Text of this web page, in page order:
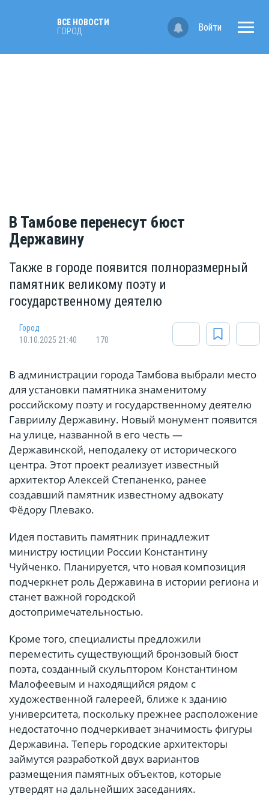
ВСЕ НОВОСТИ
ГОРОД
Войти
В Тамбове перенесут бюст
Державину
Также в городе появится полноразмерный
памятник великому поэту и
государственному деятелю
Город
10.10.2025 21:40
170
В администрации города Тамбова выбрали место
для установки памятника знаменитому
российскому поэту и государственному деятелю
Гавриилу Державину. Новый монумент появится
на улице, названной в его честь —
Державинской, неподалеку от исторического
центра. Этот проект реализует известный
архитектор Алексей Степаненко, ранее
создавший памятник известному адвокату
Фёдору Плевако.
Идея поставить памятник принадлежит
министру юстиции России Константину
Чуйченко. Планируется, что новая композиция
подчеркнет роль Державина в истории региона и
станет важной городской
достопримечательностью.
Кроме того, специалисты предложили
переместить существующий бронзовый бюст
поэта, созданный скульптором Константином
Малофеевым и находящийся рядом с
художественной галереей, ближе к зданию
университета, поскольку прежнее расположение
недостаточно подчеркивает значимость фигуры
Державина. Теперь городские архитекторы
займутся разработкой двух вариантов
размещения памятных объектов, которые
утвердят на дальнейших заседаниях.